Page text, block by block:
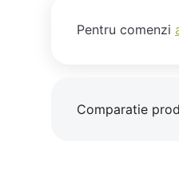
Pentru comenzi
Comparatie